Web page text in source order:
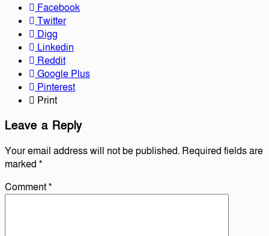
Facebook
Twitter
Digg
Linkedin
Reddit
Google Plus
Pinterest
Print
Leave a Reply
Your email address will not be published. Required fields are
marked *
Comment*